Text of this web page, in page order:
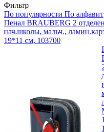
Фильтр
По популярности По
Пенал BRAUBERG 2
нач.школы, мальч.,
19*11 см, 103700